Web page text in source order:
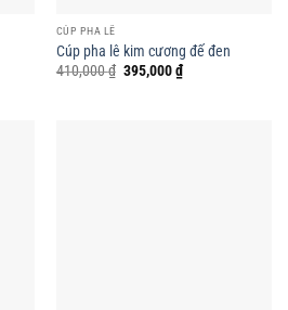
CÚP PHA LÊ
Cúp pha lê kim cương đế đen
410,000₫ Giá
395,000₫Giá
hiện